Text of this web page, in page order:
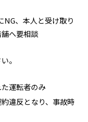
NG、本人と受け取り
へ要相談
。
運転者のみ
違反となり、事故時